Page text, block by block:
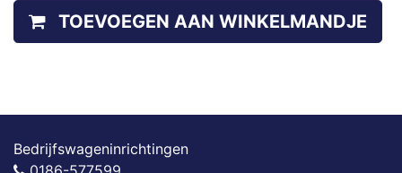
TOEVOEGEN AAN WINKELMANDJE
Bedrijfswageninrichtingen